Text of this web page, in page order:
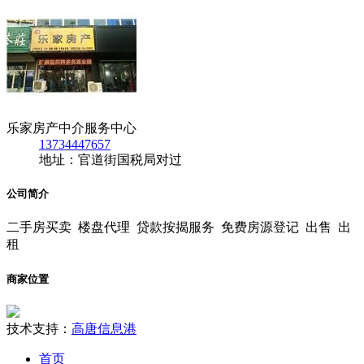
乐家房产中介服务中心
13734447657
地址：官道街国税局对过
公司简介
二手房买卖 楼盘代理 贷款按揭服务 免费房源登记 出售 出
租
商家位置
技术支持： 高唐信息港
首页